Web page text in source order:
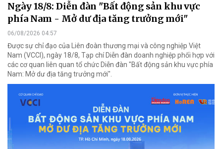
Ngày 18/8: Diễn đàn "Bất động sản khu vực
phía Nam - Mở dư địa tăng trưởng mới"
06/08/2026 04:57
Được sự chỉ đạo của Liên đoàn thương mại và công nghiệp Việt
Nam (VCCI), ngày 18/8, Tạp chí Diễn đàn doanh nghiệp phối hợp với
các cơ quan liên quan tổ chức Diễn đàn "Bất động sản khu vực phía
Nam: Mở dư địa tăng trưởng mới".